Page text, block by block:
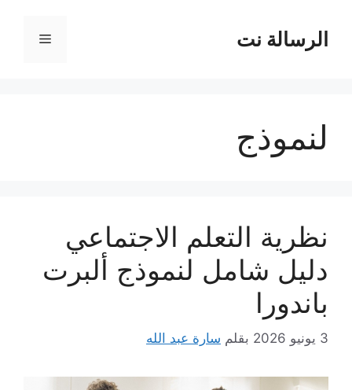
المحتوىالرسالة نت القائمة
لنموذج
نظرية التعلم الاجتماعي
دليل شامل لنموذج ألبرت
باندورا
3 يونيو 2026 بقلم سارة عبد الله